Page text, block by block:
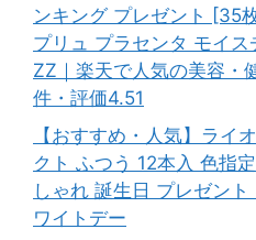
ンキング プレゼント [35
プリュ プラセンタ モイ
ZZ｜楽天で人気の美容・
件・評価4.51
【おすすめ・人気】ライ
クト ふつう 12本入 色指
しゃれ 誕生日 プレゼン
ワイトデー